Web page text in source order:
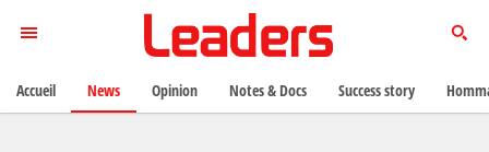
Accueil News Opinion Notes & Docs Success story